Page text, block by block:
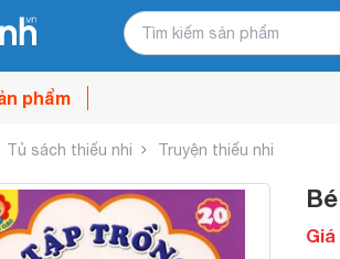
phẩm
Tủ sách thiếu nhi Truyện thiếu nhi